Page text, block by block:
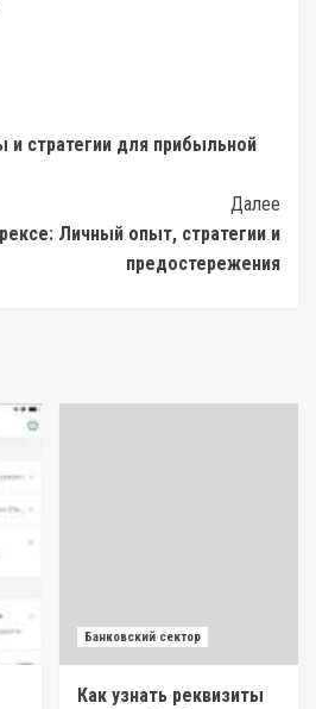
и стратегии для прибыльной
Далее
Личный опыт, стратегии и
предостережения
Банковский сектор
Как узнать реквизиты